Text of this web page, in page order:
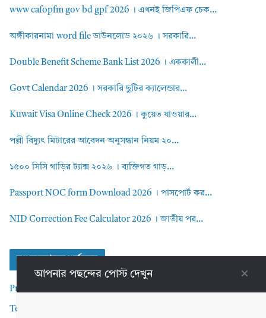
www cafopfm gov bd gpf 2026 । এখনই জিপিএফ চেক...
অঙ্গীকারনামা word file ডাউনলোড ২০২৬ । সরকারি...
Double Benefit Scheme Bank List 2026 । এককালী...
Govt Calendar 2026 । সরকারি ছুটির ক্যালেন্ডার...
Kuwait Visa Online Check 2026 । কুয়েত যাওয়ার...
পল্লী বিদ্যুৎ মিটারের আবেদন অনুসন্ধান নিয়ম ২০...
১৫০০ সিসি গাড়ির ট্যাক্স ২০২৬ । ব্যক্তিগত গাড়...
Passport NOC form Download 2026 । পাসপোর্ট কর...
NID Correction Fee Calculator 2026 । জাতীয় পর...
ব্লগ ব্যবহারের শর্তসমুহ
Privacy Policy
Terms and Conditions
আপনার পছন্দের পোস্ট দেখুন